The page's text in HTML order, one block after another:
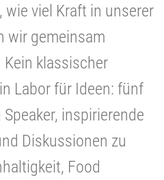
wie viel Kraft in unserer
wir gemeinsam
klassischer
Labor für Ideen: fünf
inspirierende
Diskussionen zu
Food